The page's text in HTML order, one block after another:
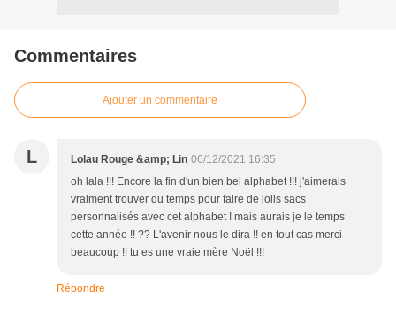
Commentaires
Ajouter un commentaire
L Lolau Rouge &amp; Lin 06/12/2021 16:35
oh lala !!! Encore la fin d'un bien bel alphabet !!! j'aimerais
vraiment trouver du temps pour faire de jolis sacs
personnalisés avec cet alphabet ! mais aurais je le temps
cette année !! ?? L'avenir nous le dira !! en tout cas merci
beaucoup !! tu es une vraie mère Noël !!!
Répondre